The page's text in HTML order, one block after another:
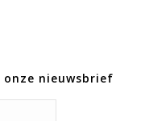
nieuwsbrief